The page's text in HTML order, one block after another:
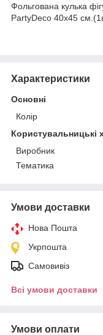
Фольгована кулька
PartyDeco 40х45
Характеристики
Основні
Колір
Користувальницькі
Виробник
Тематика
Умови доставки
Нова Пошта
Укрпошта
Самовивіз
Всі умови доставки
Умови оплати